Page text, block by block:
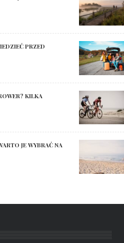
PRZED
KILKA
JE WYBRAĆ NA